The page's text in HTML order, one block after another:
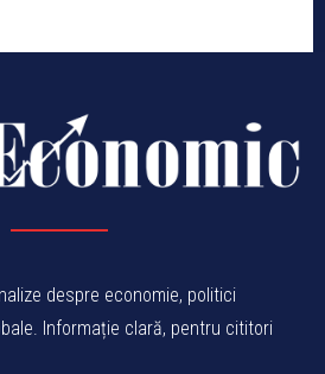
despre economie, politici
Informație clară, pentru cititori